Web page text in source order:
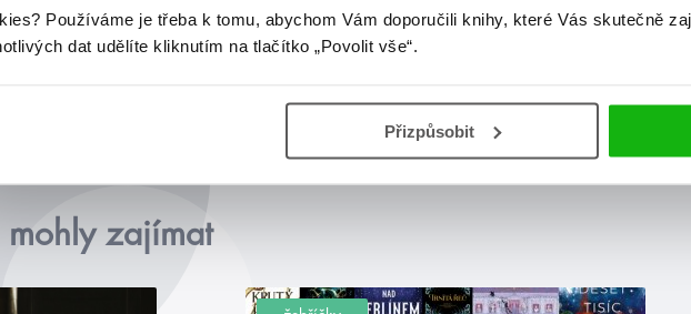
Používáme je třeba k tomu, abychom Vám doporučili knihy, které Vás skutečně
dat udělíte kliknutím na tlačítko „Povolit vše“.
Přizpůsobit
mohly zajímat